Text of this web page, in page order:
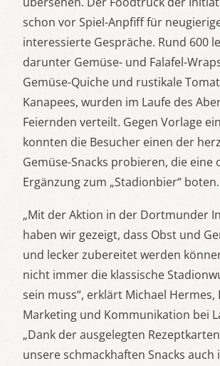
schon vor Spiel-Anpfiff für
interessierte Gespräche. Rund 600
darunter Gemüse- und Falafel-
Gemüse-Quiche und rustikale
Kanapees, wurden im Laufe des
Feiernden verteilt. Gegen Vorlage
konnten die Besucher einen der
Gemüse-Snacks probieren, die eine
Ergänzung zum „Stadionbier“ boten.
„Mit der Aktion in der Dortmunder
haben wir gezeigt, dass Obst und
und lecker zubereitet werden
nicht immer die klassische
sein muss“, erklärt Michael
Marketing und Kommunikation bei
„Dank der ausgelegten
unsere schmackhaften Snacks auch